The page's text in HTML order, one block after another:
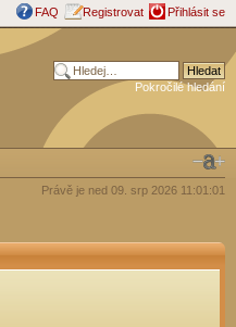
FAQ Registrovat Přihlásit se
Pokročilé hledání
Právě je ned 09. srp 2026 11:01:01